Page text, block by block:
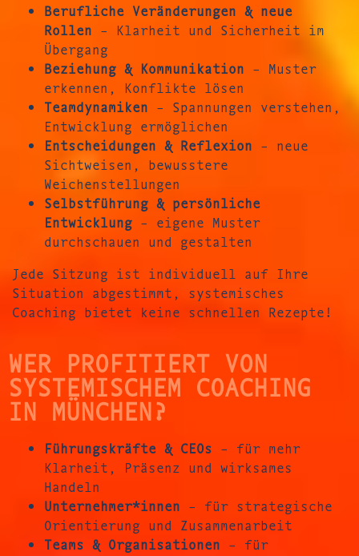
Berufliche Veränderungen & neue
Rollen – Klarheit und Sicherheit im
Übergang
Beziehung & Kommunikation – Muster
erkennen, Konflikte lösen
Teamdynamiken – Spannungen verstehen,
Entwicklung ermöglichen
Entscheidungen & Reflexion – neue
Sichtweisen, bewusstere
Weichenstellungen
Selbstführung & persönliche
Entwicklung – eigene Muster
durchschauen und gestalten
Jede Sitzung ist individuell auf Ihre
Situation abgestimmt, systemisches
Coaching bietet keine schnellen Rezepte!
WER PROFITIERT VON
SYSTEMISCHEM COACHING
IN MÜNCHEN?
Führungskräfte & CEOs – für mehr
Klarheit, Präsenz und wirksames
Handeln
Unternehmer*innen – für strategische
Orientierung und Zusammenarbeit
Teams & Organisationen – für